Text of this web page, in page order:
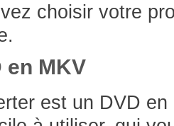
choisir votre
en MKV
est un DVD en